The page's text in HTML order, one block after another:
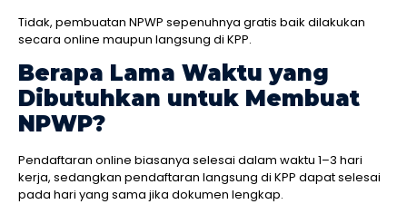
Tidak, pembuatan NPWP sepenuhnya gratis baik dilakukan
secara online maupun langsung di KPP.
Berapa Lama Waktu yang
Dibutuhkan untuk Membuat
NPWP?
Pendaftaran online biasanya selesai dalam waktu 1–3 hari
kerja, sedangkan pendaftaran langsung di KPP dapat selesai
pada hari yang sama jika dokumen lengkap.